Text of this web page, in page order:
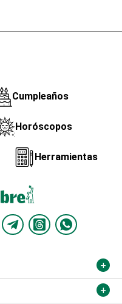
Cumpleaños
Horóscopos
Herramientas